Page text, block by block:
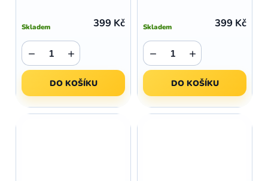
Skladem 399 Kč
+
−
DO KOŠÍKU
Skladem 399 Kč
+
−
DO KOŠÍKU